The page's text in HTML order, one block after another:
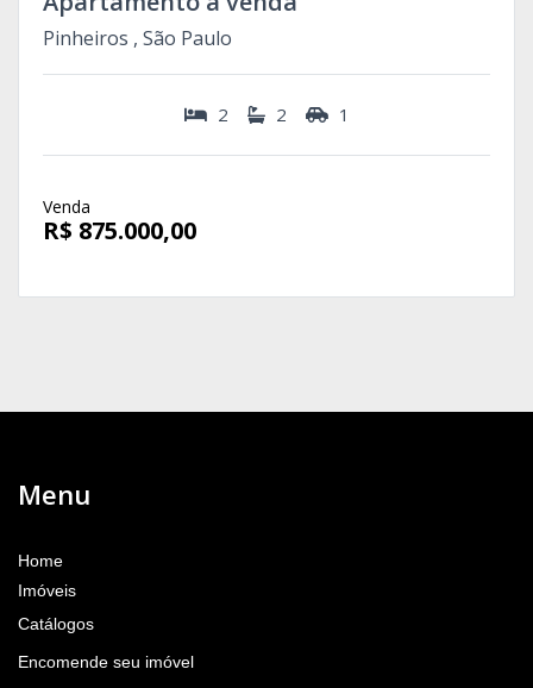
Pinheiros , São Paulo
2 2 1
Venda
R$ 875.000,00
Menu
Home
Imóveis
Catálogos
Encomende seu imóvel